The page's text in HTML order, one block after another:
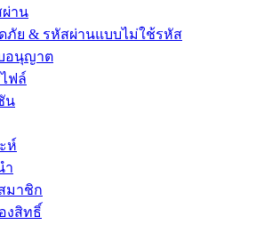
ผ่าน
ภัย & รหัสผ่านแบบไม่ใช้รหัส
อนุญาต
ฟล์
น
ห์
ำ
มาชิก
งสิทธิ์